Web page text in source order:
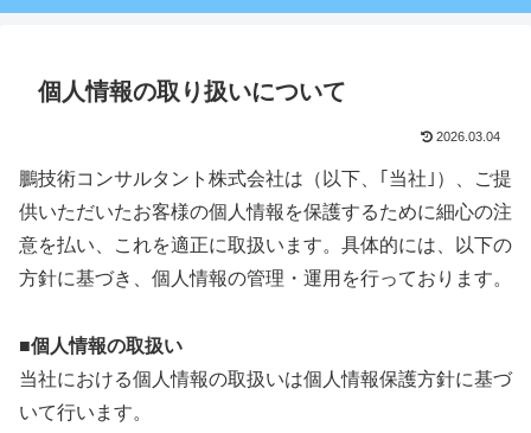
個人情報の取り扱いについて
2026.03.04
鵬技術コンサルタント株式会社は（以下、｢当社｣）、ご提
供いただいたお客様の個人情報を保護するために細心の注
意を払い、これを適正に取扱います。具体的には、以下の
方針に基づき、個人情報の管理・運用を行っております。
■個人情報の取扱い
当社における個人情報の取扱いは個人情報保護方針に基づ
いて行います。